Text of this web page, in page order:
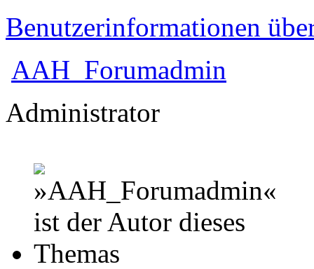
Benutzerinformationen
AAH_Forumadmin
Administrator